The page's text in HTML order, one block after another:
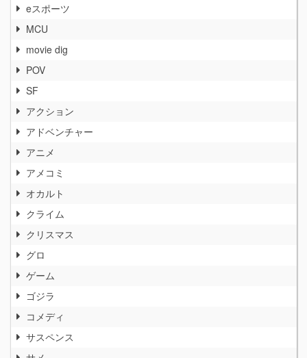
eスポーツ
MCU
movie dig
POV
SF
アクション
アドベンチャー
アニメ
アメコミ
オカルト
クライム
クリスマス
グロ
ゲーム
ゴジラ
コメディ
サスペンス